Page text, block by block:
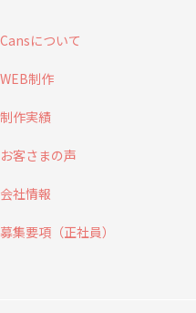
Cansについて
WEB制作
制作実績
お客さまの声
会社情報
募集要項（正社員）